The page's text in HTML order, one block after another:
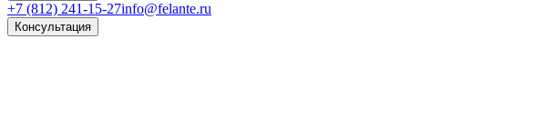
+7 (812) 241-15-27info@felante.ru
Консультация